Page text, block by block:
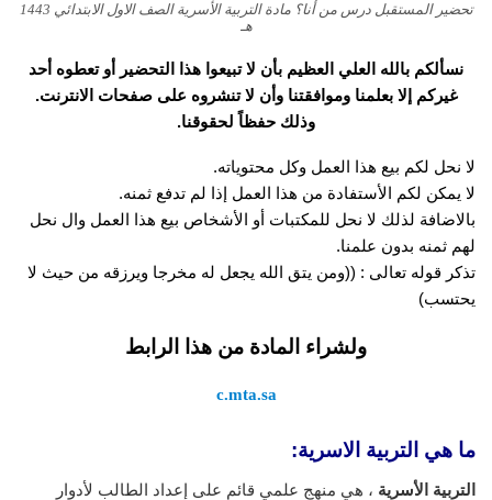
تحضير المستقبل درس من أنا؟ مادة التربية الأسرية الصف الاول الابتدائي 1443
هـ
نسألكم بالله العلي العظيم بأن لا تبيعوا هذا التحضير أو تعطوه أحد
غيركم إلا بعلمنا وموافقتنا وأن لا تنشروه على صفحات الانترنت.
وذلك حفظاً لحقوقنا.
لا نحل لكم بيع هذا العمل وكل محتوياته.
لا يمكن لكم الأستفادة من هذا العمل إذا لم تدفع ثمنه.
بالاضافة لذلك لا نحل للمكتبات أو الأشخاص بيع هذا العمل وال نحل
لهم ثمنه بدون علمنا.
تذكر قوله تعالى : ((ومن يتق الله يجعل له مخرجا ويرزقه من حيث لا
يحتسب)
ولشراء المادة من هذا الرابط
c.mta.sa
ما هي التربية الاسرية:
التربية الأسرية ، هي منهج علمي قائم على إعداد الطالب لأدوار